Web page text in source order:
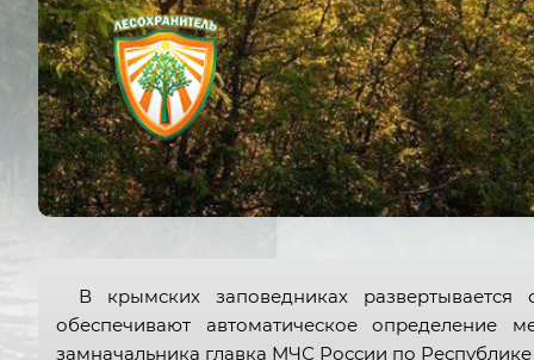
В крымских заповедниках
обеспечивают автоматическое
замначальника главка МЧС России по